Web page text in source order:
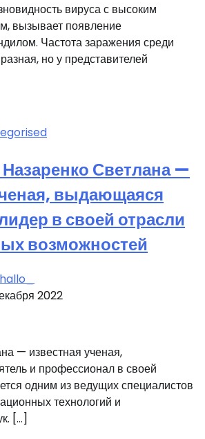
вируса с высоким
вызывает появление
Частота заражения среди
но у представителей
Светлана —
выдающаяся
в своей отрасли
возможностей
2022
— известная ученая,
и профессионал в своей
одним из ведущих специалистов
технологий и
[…]